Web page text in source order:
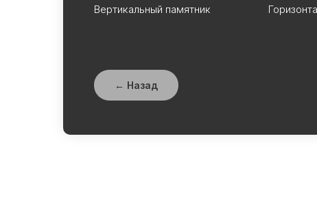
Вертикальный памятник
← Назад